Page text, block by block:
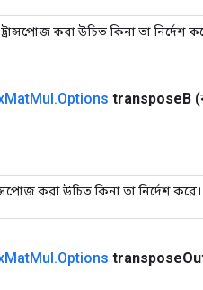
করা উচিত কিনা তা নির্দেশ
MatMul.Options transposeB
করা উচিত কিনা তা নির্দেশ করে।
MatMul.Options transpose